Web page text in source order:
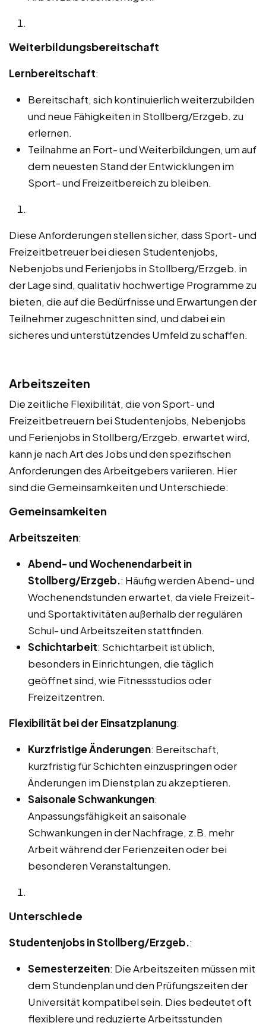
Weiterbildungsbereitschaft
Lernbereitschaft:
Bereitschaft, sich kontinuierlich weiterzubilden
und neue Fähigkeiten in Stollberg/Erzgeb. zu
erlernen.
Teilnahme an Fort- und Weiterbildungen, um auf
dem neuesten Stand der Entwicklungen im
Sport- und Freizeitbereich zu bleiben.
Diese Anforderungen stellen sicher, dass Sport- und
Freizeitbetreuer bei diesen Studentenjobs,
Nebenjobs und Ferienjobs in Stollberg/Erzgeb. in
der Lage sind, qualitativ hochwertige Programme zu
bieten, die auf die Bedürfnisse und Erwartungen der
Teilnehmer zugeschnitten sind, und dabei ein
sicheres und unterstützendes Umfeld zu schaffen.
Arbeitszeiten
Die zeitliche Flexibilität, die von Sport- und
Freizeitbetreuern bei Studentenjobs, Nebenjobs
und Ferienjobs in Stollberg/Erzgeb. erwartet wird,
kann je nach Art des Jobs und den spezifischen
Anforderungen des Arbeitgebers variieren. Hier
sind die Gemeinsamkeiten und Unterschiede:
Gemeinsamkeiten
Arbeitszeiten:
Abend- und Wochenendarbeit in
Stollberg/Erzgeb.: Häufig werden Abend- und
Wochenendstunden erwartet, da viele Freizeit-
und Sportaktivitäten außerhalb der regulären
Schul- und Arbeitszeiten stattfinden.
Schichtarbeit: Schichtarbeit ist üblich,
besonders in Einrichtungen, die täglich
geöffnet sind, wie Fitnessstudios oder
Freizeitzentren.
Flexibilität bei der Einsatzplanung:
Kurzfristige Änderungen: Bereitschaft,
kurzfristig für Schichten einzuspringen oder
Änderungen im Dienstplan zu akzeptieren.
Saisonale Schwankungen:
Anpassungsfähigkeit an saisonale
Schwankungen in der Nachfrage, z.B. mehr
Arbeit während der Ferienzeiten oder bei
besonderen Veranstaltungen.
Unterschiede
Studentenjobs in Stollberg/Erzgeb.:
Semesterzeiten: Die Arbeitszeiten müssen mit
dem Stundenplan und den Prüfungszeiten der
Universität kompatibel sein. Dies bedeutet oft
flexiblere und reduzierte Arbeitsstunden